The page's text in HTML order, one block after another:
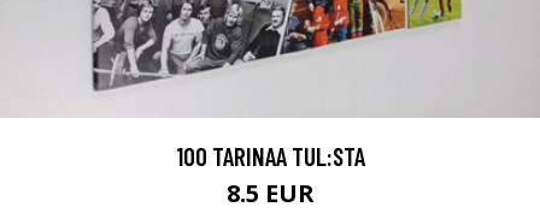
100 TARINAA TUL:STA
8.5 EUR